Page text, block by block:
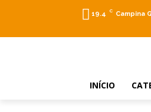
19.4 C Campina
INÍCIO